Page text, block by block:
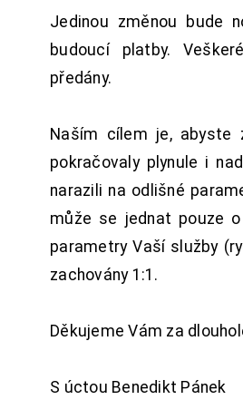
Jedinou změnou bude
budoucí platby.
předány.
Naším cílem je, abyste
pokračovaly plynule i
narazili na odlišné
může se jednat pouze
parametry Vaší služby
zachovány 1:1.
Děkujeme Vám za
S úctou Benedikt Pánek